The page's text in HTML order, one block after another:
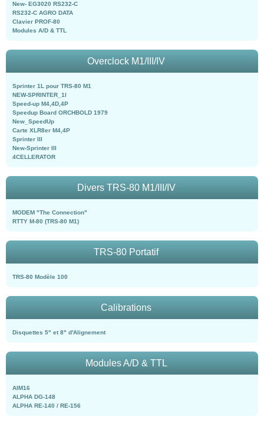
New- EG3020 RS232-C
RS232-C AGRO DATA
Clavier PROF-80
Modules A/D & TTL
Overclock M1/III/IV
Sprinter 1L pour TRS-80 M1
NEW-SPRINTER_1l
Speed-up M4,4D,4P
Speedup Board ORCHBOLD 1979
New_SpeedUp
Carte XLR8er M4,4P
Sprinter III
New-Sprinter III
4CELLERATOR
Divers TRS-80 M1/III/IV
MODEM "The Connection"
RTTY M-80 (TRS-80 M1)
TRS-80 Portatif
TRS-80 Modèle 100
Calibrations
Disquettes 5" et 8" d'Alignement
Modules A/D & TTL
AIM16
ALPHA DG-148
ALPHA RE-140 / RE-156